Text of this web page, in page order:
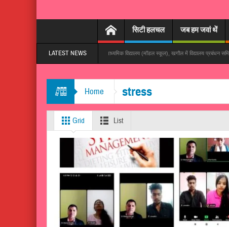
सिटी हलचल जब हम जवां थें
LATEST NEWS
गांधी उच्च माध्यमिक विद्यालय (मॉडल स्कूल), खगौल में विद्यालय प्रबंधन समिति की
Home stress
Grid List